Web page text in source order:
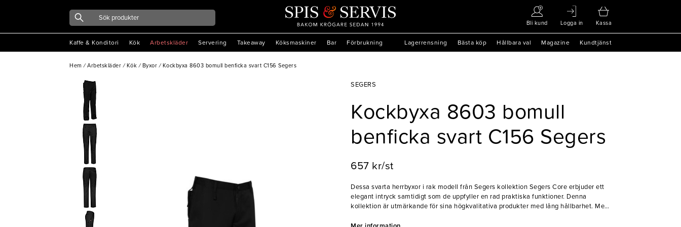
Bli kund Logga in Kassa
Kaffe & Konditori Kök Arbetskläder Servering Takeaway Köksmaskiner Bar Förbrukning Lagerrensning Bästa köp Hållbara val Magazine Kundtjänst
Hem / Arbetskläder / Kök / Byxor / Kockbyxa 8603 bomull benficka svart C156 Segers
SEGERS
Kockbyxa 8603 bomull
benficka svart C156 Segers
657 kr/st
Dessa svarta herrbyxor i rak modell från Segers kollektion Segers Core erbjuder ett
elegant intryck samtidigt som de uppfyller en rad praktiska funktioner. Denna
kollektion är utmärkande för sina högkvalitativa produkter med lång hållbarhet. Med